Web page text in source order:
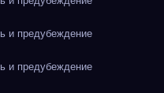
и предубеждение
и предубеждение